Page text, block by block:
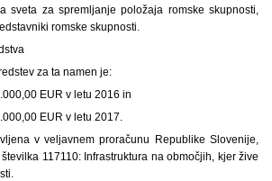
sveta za spremljanje položaja romske skupnosti,
romske skupnosti.
za ta namen je:
EUR v letu 2016 in
EUR v letu 2017.
v veljavnem proračunu Republike Slovenije,
117110: Infrastruktura na območjih, kjer žive